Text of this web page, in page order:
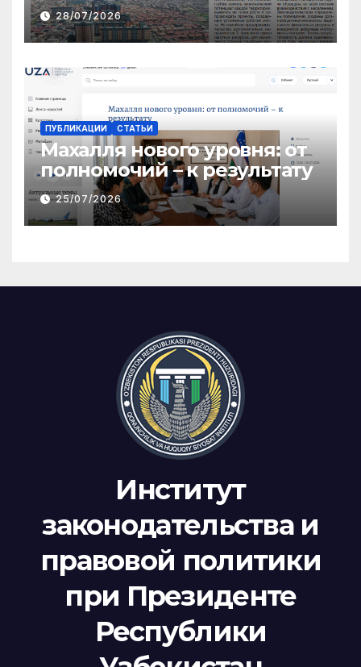
28/07/2026
ПУБЛИКАЦИИ СТАТЬИ
Махалля нового уровня: от
полномочий – к результату
25/07/2026
Институт
законодательства и
правовой политики
при Президенте
Республики